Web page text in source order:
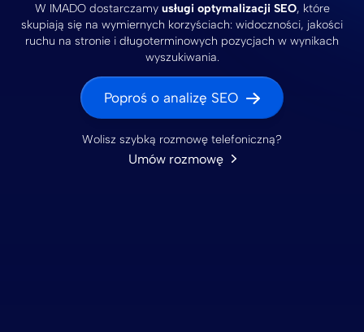
W IMADO dostarczamy usługi optymalizacji SEO, które
skupiają się na wymiernych korzyściach: widoczności, jakości
ruchu na stronie i długoterminowych pozycjach w wynikach
wyszukiwania.
Poproś o analizę SEO
Wolisz szybką rozmowę telefoniczną?
Umów rozmowę